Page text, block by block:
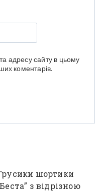
адресу сайту в цьому
коментарів.
шортики
з відрізною